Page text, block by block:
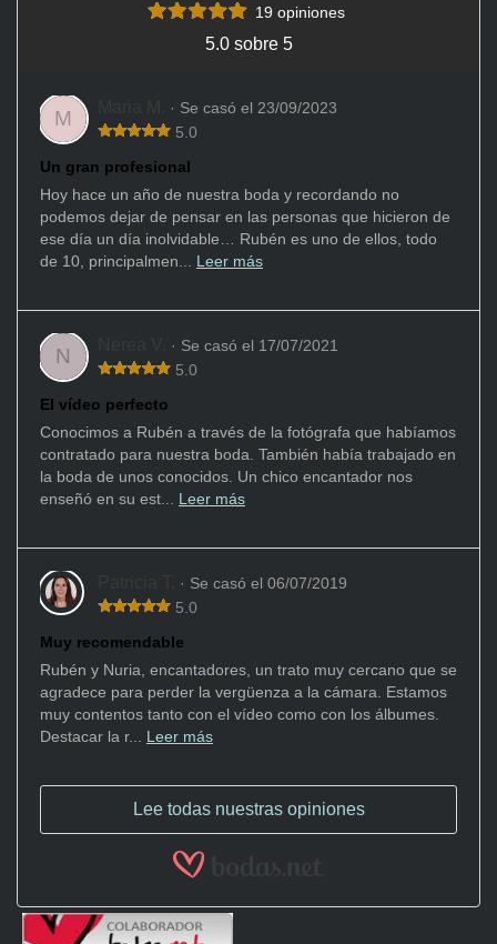
19 opiniones
5.0 sobre 5
M
· Se casó el 23/09/2023
5.0
Un gran profesional
Hoy hace un año de nuestra boda y recordando no
podemos dejar de pensar en las personas que hicieron de
ese día un día inolvidable… Rubén es uno de ellos, todo
de 10, principalmen... Leer más
N
· Se casó el 17/07/2021
5.0
El vídeo perfecto
Conocimos a Rubén a través de la fotógrafa que habíamos
contratado para nuestra boda. También había trabajado en
la boda de unos conocidos. Un chico encantador nos
enseñó en su est... Leer más
· Se casó el 06/07/2019
5.0
Muy recomendable
Rubén y Nuria, encantadores, un trato muy cercano que se
agradece para perder la vergüenza a la cámara. Estamos
muy contentos tanto con el vídeo como con los álbumes.
Destacar la r... Leer más
Lee todas nuestras opiniones